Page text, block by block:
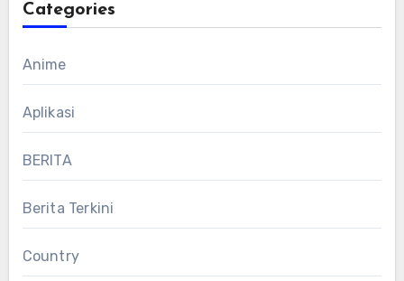
Categories
Anime
Aplikasi
BERITA
Berita Terkini
Country